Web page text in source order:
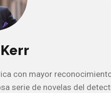
con mayor
serie de novelas del